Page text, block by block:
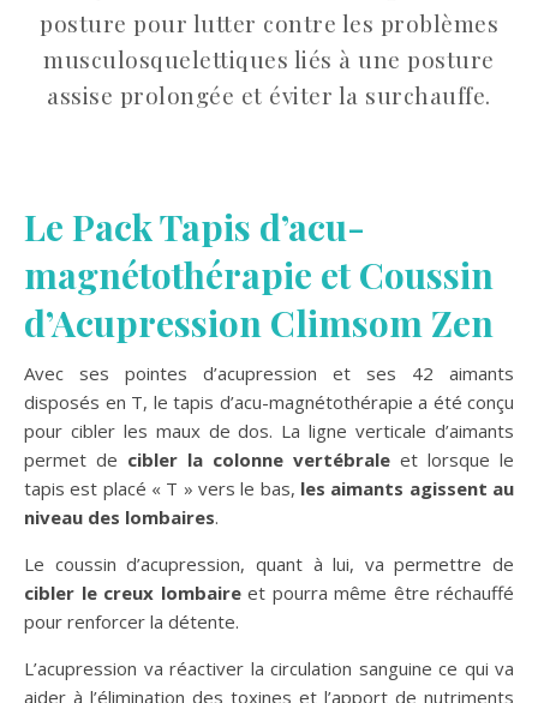
posture pour lutter contre les problèmes
musculosquelettiques liés à une posture
assise prolongée et éviter la surchauffe.
Le Pack Tapis d’acu-
magnétothérapie et Coussin
d’Acupression Climsom Zen
Avec ses pointes d’acupression et ses 42 aimants
disposés en T, le tapis d’acu-magnétothérapie a été conçu
pour cibler les maux de dos. La ligne verticale d’aimants
permet de cibler la colonne vertébrale et lorsque le
tapis est placé « T » vers le bas, les aimants agissent au
niveau des lombaires.
Le coussin d’acupression, quant à lui, va permettre de
cibler le creux lombaireet pourra même être réchauffé
pour renforcer la détente.
L’acupression va réactiver la circulation sanguine ce qui va
aider à l’élimination des toxines et l’apport de nutriments